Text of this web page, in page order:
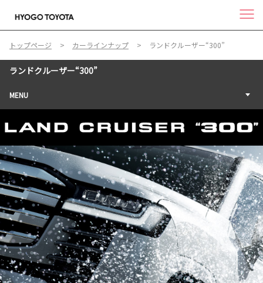
トップページ カーラインナップ ランドクルーザー“300”
ランドクルーザー“300”
MENU